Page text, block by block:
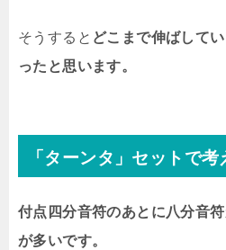
そうすると どこまで伸ばして
ったと思います。
「ターンタ」セットで考
付点四分音符のあとに八分音
が多いです。